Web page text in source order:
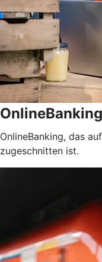
OnlineBanking
OnlineBanking, das
zugeschnitten ist.